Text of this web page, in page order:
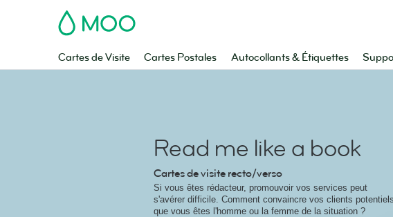
MOO
Cartes de Visite Cartes Postales Autocollants & Étiquettes
Read me like a book
Cartes de visite recto/verso
Si vous êtes rédacteur, promouvoir vos services peut
s'avérer difficile. Comment convaincre vos clients potentiels
que vous êtes l'homme ou la femme de la situation ?